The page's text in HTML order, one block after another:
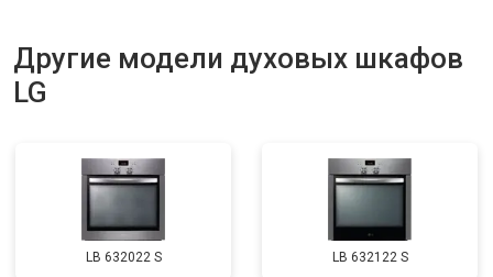
Другие модели духовых шкафов
LG
LB 632022 S LB 632122 S